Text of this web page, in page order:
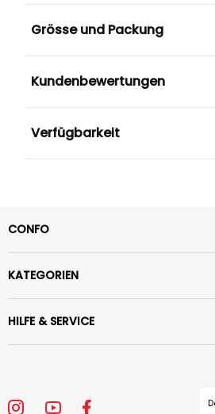
Grösse und Packung
Kundenbewertungen
Verfügbarkeit
CONFO
KATEGORIEN
HILFE & SERVICE